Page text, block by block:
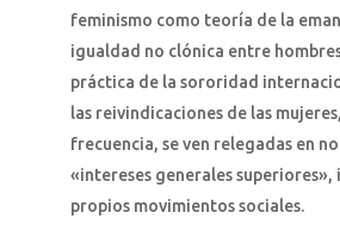
feminismo como teoría de la
igualdad no clónica entre
práctica de la sororidad
las reivindicaciones de las
frecuencia, se ven relegadas en
«intereses generales superiores»,
propios movimientos sociales.